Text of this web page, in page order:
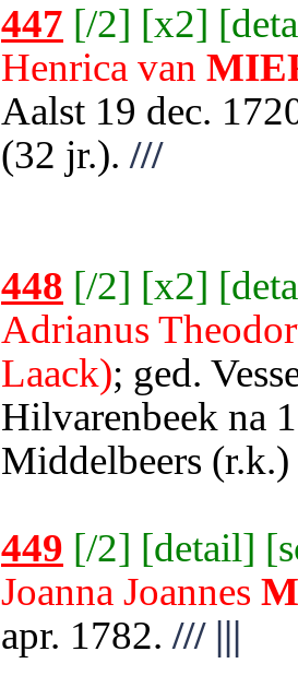
447 [/2] [x2] [
Henrica van
Aalst 19 dec.
(32 jr.). ///
448 [/2] [x2] [
Adrianus
Laack); ged.
Hilvarenbeek na
Middelbeers
449 [/2] [detail] [
Joanna Joannes
apr. 1782. ///|||